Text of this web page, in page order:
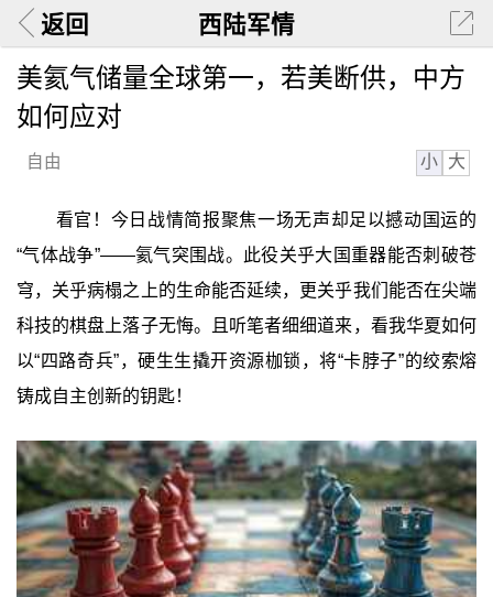
返回 西陆军情
美氦气储量全球第一，若美断供，中方
如何应对
自由 小 大
看官！今日战情简报聚焦一场无声却足以撼动国运的
“气体战争”——氦气突围战。此役关乎大国重器能否刺破苍
穹，关乎病榻之上的生命能否延续，更关乎我们能否在尖端
科技的棋盘上落子无悔。且听笔者细细道来，看我华夏如何
以“四路奇兵”，硬生生撬开资源枷锁，将“卡脖子”的绞索熔
铸成自主创新的钥匙！